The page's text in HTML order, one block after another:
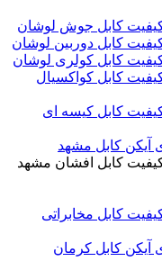
کابل جوش لوشان
کابل دوربین لوشان
کابل کولری لوشان
کابل کواکسیال
کابل کیسه ای
کابل مشهد
کابل افشان مشهد
کابل مخابراتی
کابل کرمان